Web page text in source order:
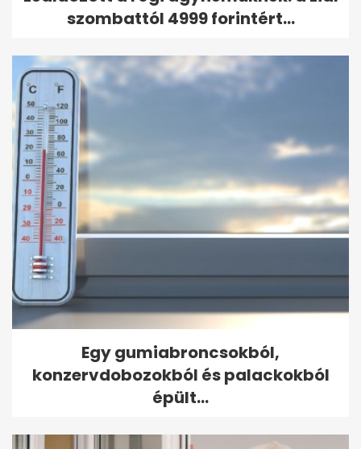
szombattól 4999 forintért...
Egy gumiabroncsokból,
konzervdobozokból és palackokból
épült...